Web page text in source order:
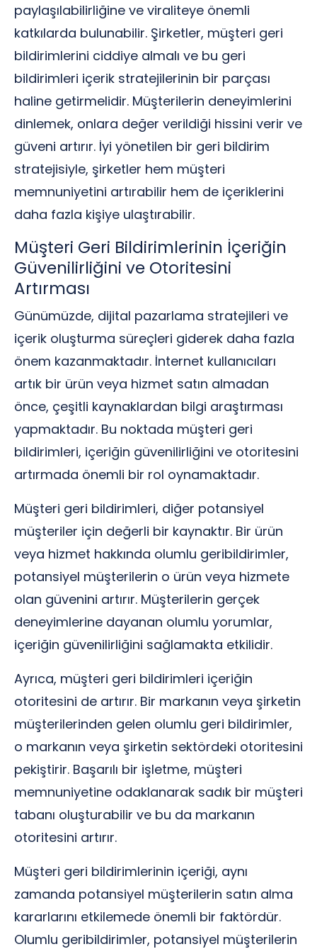
paylaşılabilirliğine ve viraliteye önemli
katkılarda bulunabilir. Şirketler, müşteri geri
bildirimlerini ciddiye almalı ve bu geri
bildirimleri içerik stratejilerinin bir parçası
haline getirmelidir. Müşterilerin deneyimlerini
dinlemek, onlara değer verildiği hissini verir ve
güveni artırır. İyi yönetilen bir geri bildirim
stratejisiyle, şirketler hem müşteri
memnuniyetini artırabilir hem de içeriklerini
daha fazla kişiye ulaştırabilir.
Müşteri Geri Bildirimlerinin İçeriğin
Güvenilirliğini ve Otoritesini
Artırması
Günümüzde, dijital pazarlama stratejileri ve
içerik oluşturma süreçleri giderek daha fazla
önem kazanmaktadır. İnternet kullanıcıları
artık bir ürün veya hizmet satın almadan
önce, çeşitli kaynaklardan bilgi araştırması
yapmaktadır. Bu noktada müşteri geri
bildirimleri, içeriğin güvenilirliğini ve otoritesini
artırmada önemli bir rol oynamaktadır.
Müşteri geri bildirimleri, diğer potansiyel
müşteriler için değerli bir kaynaktır. Bir ürün
veya hizmet hakkında olumlu geribildirimler,
potansiyel müşterilerin o ürün veya hizmete
olan güvenini artırır. Müşterilerin gerçek
deneyimlerine dayanan olumlu yorumlar,
içeriğin güvenilirliğini sağlamakta etkilidir.
Ayrıca, müşteri geri bildirimleri içeriğin
otoritesini de artırır. Bir markanın veya şirketin
müşterilerinden gelen olumlu geri bildirimler,
o markanın veya şirketin sektördeki otoritesini
pekiştirir. Başarılı bir işletme, müşteri
memnuniyetine odaklanarak sadık bir müşteri
tabanı oluşturabilir ve bu da markanın
otoritesini artırır.
Müşteri geri bildirimlerinin içeriği, aynı
zamanda potansiyel müşterilerin satın alma
kararlarını etkilemede önemli bir faktördür.
Olumlu geribildirimler, potansiyel müşterilerin